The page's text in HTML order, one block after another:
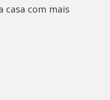
casa com mais